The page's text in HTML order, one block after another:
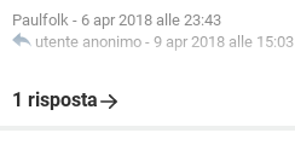
Paulfolk - 6 apr 2018 alle 23:43
utente anonimo - 9 apr 2018 alle 15:03
1 risposta